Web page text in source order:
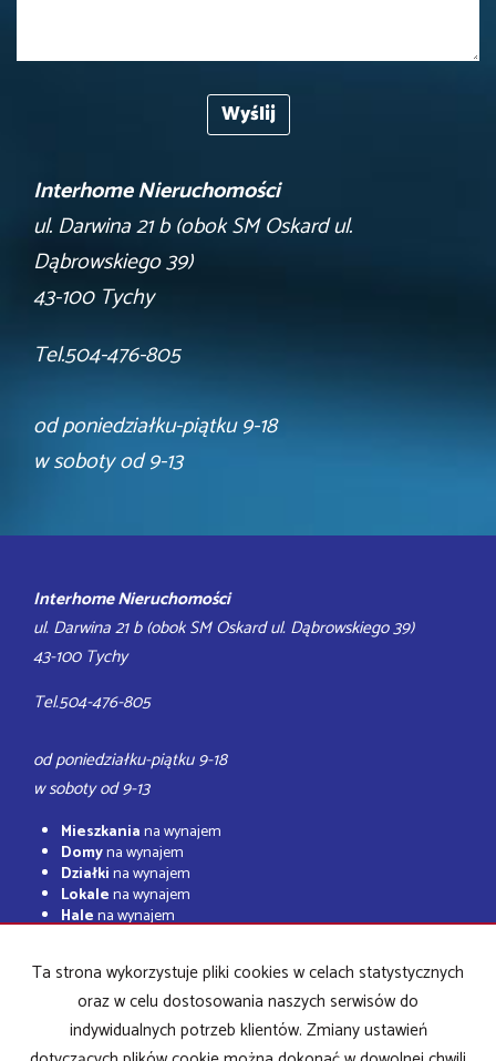
Interhome Nieruchomości
ul. Darwina 21 b (obok SM Oskard ul.
Dąbrowskiego 39)
43-100 Tychy
Tel.504-476-805
od poniedziałku-piątku 9-18
w soboty od 9-13
Interhome Nieruchomości
ul. Darwina 21 b (obok SM Oskard ul. Dąbrowskiego 39)
43-100 Tychy
Tel.504-476-805
od poniedziałku-piątku 9-18
w soboty od 9-13
Mieszkaniana wynajem
Domyna wynajem
Działkina wynajem
Lokalena wynajem
Halena wynajem
Mieszkaniana sprzedaż
Domyna sprzedaż
Działki
na sprzedaż
Lokalena sprzedaż
Ta strona wykorzystuje pliki cookies w celach statystycznych
oraz w celu dostosowania naszych serwisów do
indywidualnych potrzeb klientów. Zmiany ustawień